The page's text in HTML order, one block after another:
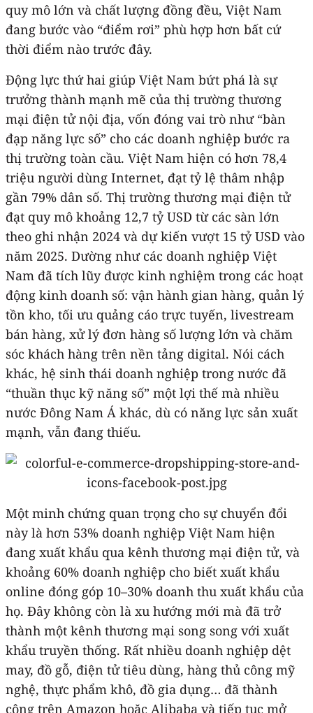
quy mô lớn và chất lượng đồng đều, Việt Nam
đang bước vào “điểm rơi” phù hợp hơn bất cứ
thời điểm nào trước đây.
Động lực thứ hai giúp Việt Nam bứt phá là sự
trưởng thành mạnh mẽ của thị trường thương
mại điện tử nội địa, vốn đóng vai trò như “bàn
đạp năng lực số” cho các doanh nghiệp bước ra
thị trường toàn cầu. Việt Nam hiện có hơn 78,4
triệu người dùng Internet, đạt tỷ lệ thâm nhập
gần 79% dân số. Thị trường thương mại điện tử
đạt quy mô khoảng 12,7 tỷ USD từ các sàn lớn
theo ghi nhận 2024 và dự kiến vượt 15 tỷ USD vào
năm 2025. Dường như các doanh nghiệp Việt
Nam đã tích lũy được kinh nghiệm trong các hoạt
động kinh doanh số: vận hành gian hàng, quản lý
tồn kho, tối ưu quảng cáo trực tuyến, livestream
bán hàng, xử lý đơn hàng số lượng lớn và chăm
sóc khách hàng trên nền tảng digital. Nói cách
khác, hệ sinh thái doanh nghiệp trong nước đã
“thuần thục kỹ năng số” một lợi thế mà nhiều
nước Đông Nam Á khác, dù có năng lực sản xuất
mạnh, vẫn đang thiếu.
Một minh chứng quan trọng cho sự chuyển đổi
này là hơn 53% doanh nghiệp Việt Nam hiện
đang xuất khẩu qua kênh thương mại điện tử, và
khoảng 60% doanh nghiệp cho biết xuất khẩu
online đóng góp 10–30% doanh thu xuất khẩu của
họ. Đây không còn là xu hướng mới mà đã trở
thành một kênh thương mại song song với xuất
khẩu truyền thống. Rất nhiều doanh nghiệp dệt
may, đồ gỗ, điện tử tiêu dùng, hàng thủ công mỹ
nghệ, thực phẩm khô, đồ gia dụng… đã thành
công trên Amazon hoặc Alibaba và tiếp tục mở